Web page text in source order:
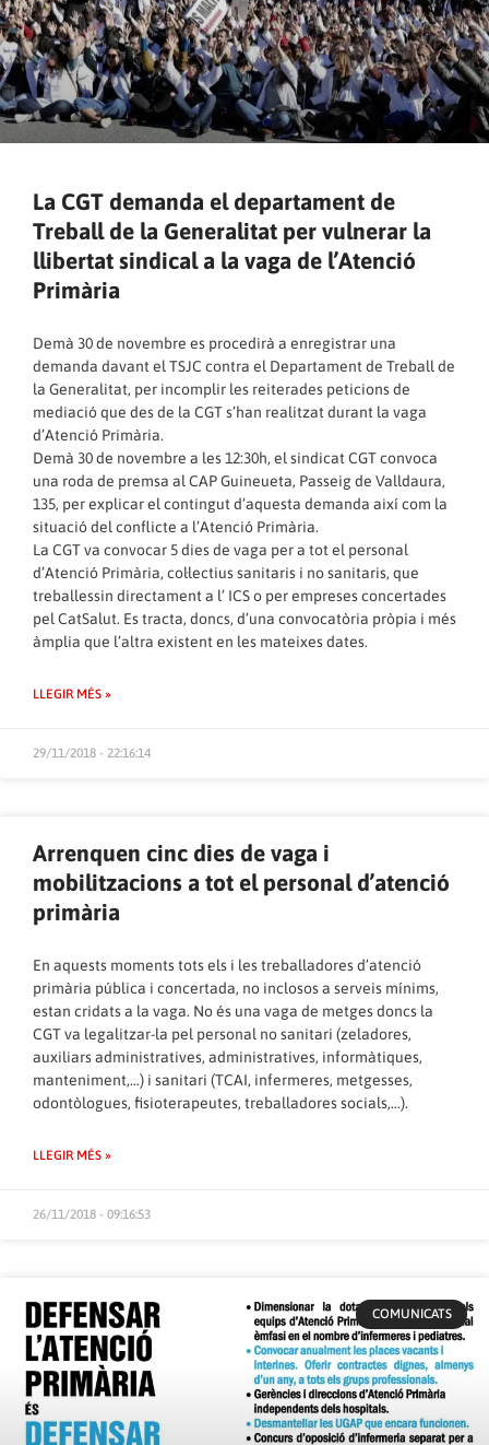
La CGT demanda el departament de
Treball de la Generalitat per vulnerar la
llibertat sindical a la vaga de l’Atenció
Primària
Demà 30 de novembre es procedirà a enregistrar una
demanda davant el TSJC contra el Departament de Treball de
la Generalitat, per incomplir les reiterades peticions de
mediació que des de la CGT s’han realitzat durant la vaga
d’Atenció Primària.
Demà 30 de novembre a les 12:30h, el sindicat CGT convoca
una roda de premsa al CAP Guineueta, Passeig de Valldaura,
135, per explicar el contingut d’aquesta demanda així com la
situació del conflicte a l’Atenció Primària.
La CGT va convocar 5 dies de vaga per a tot el personal
d’Atenció Primària, col·lectius sanitaris i no sanitaris, que
treballessin directament a l’ ICS o per empreses concertades
pel CatSalut. Es tracta, doncs, d’una convocatòria pròpia i més
àmplia que l’altra existent en les mateixes dates.
LLEGIR MÉS »
29/11/2018 - 22:16:14
Arrenquen cinc dies de vaga i
mobilitzacions a tot el personal d’atenció
primària
En aquests moments tots els i les treballadores d’atenció
primària pública i concertada, no inclosos a serveis mínims,
estan cridats a la vaga. No és una vaga de metges doncs la
CGT va legalitzar-la pel personal no sanitari (zeladores,
auxiliars administratives, administratives, informàtiques,
manteniment,…) i sanitari (TCAI, infermeres, metgesses,
odontòlogues, fisioterapeutes, treballadores socials,…).
LLEGIR MÉS »
26/11/2018 - 09:16:53
COMUNICATS